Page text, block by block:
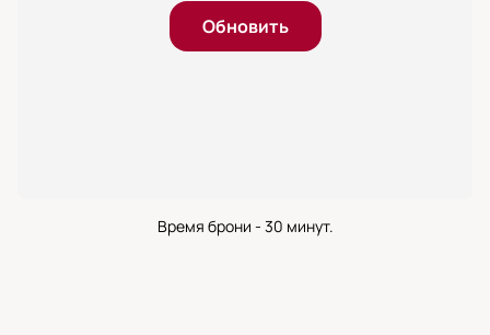
Обновить
Время брони - 30 минут.